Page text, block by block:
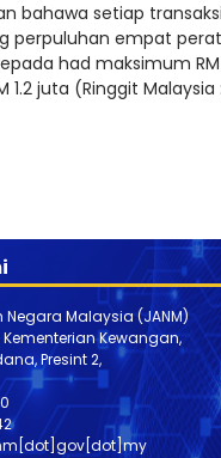
bahawa setiap
perpuluhan empat
had maksimum
1.2 juta (Ringgit
Malaysia (JANM)
Kementerian Kewangan,
Presint 2,